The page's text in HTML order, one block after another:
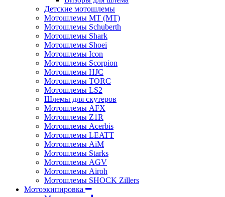
Детские мотошлемы
Мотошлемы MT (МТ)
Мотошлемы Schuberth
Мотошлемы Shark
Мотошлемы Shoei
Мотошлемы Icon
Мотошлемы Scorpion
Мотошлемы HJC
Мотошлемы TORC
Мотошлемы LS2
Шлемы для скутеров
Мотошлемы AFX
Мотошлемы Z1R
Мотошлемы Acerbis
Мотошлемы LEATT
Мотошлемы AiM
Мотошлемы Starks
Мотошлемы AGV
Мотошлемы Airoh
Мотошлемы SHOCK Zillers
Мотоэкипировка